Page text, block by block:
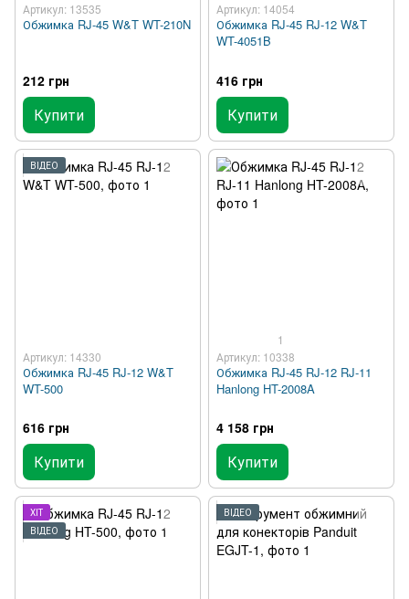
Артикул: 13535
Обжимка RJ-45 W&T WT-210N
212 грн
Купити
Артикул: 14054
Обжимка RJ-45 RJ-12 W&T
WT-4051B
416 грн
Купити
ВІДЕО
Артикул: 14330
Обжимка RJ-45 RJ-12 W&T
WT-500
616 грн
Купити
1
Артикул: 10338
Обжимка RJ-45 RJ-12 RJ-11
Hanlong HT-2008A
4 158 грн
Купити
ХІТ
ВІДЕО
ВІДЕО